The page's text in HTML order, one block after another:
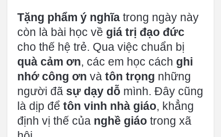
Tặng phẩm ý nghĩa trong ngày này
còn là bài học về giá trị đạo đức
cho thế hệ trẻ. Qua việc chuẩn bị
quà cảm ơn, các em học cách ghi
nhớ công ơn và tôn trọng những
người đã sự dạy dỗ mình. Đây cũng
là dịp để tôn vinh nhà giáo, khẳng
định vị thế của nghề giáo trong xã